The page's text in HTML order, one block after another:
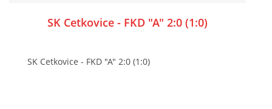
SK Cetkovice - FKD "A" 2:0 (1:0)
SK Cetkovice - FKD "A" 2:0 (1:0)